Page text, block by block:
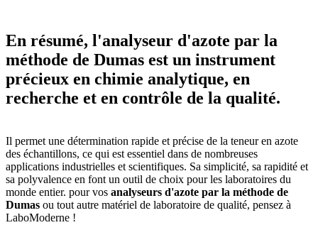
En résumé, l'analyseur d'azote par la
méthode de Dumas est un instrument
précieux en chimie analytique, en
recherche et en contrôle de la qualité.
Il permet une détermination rapide et précise de la teneur en azote
des échantillons, ce qui est essentiel dans de nombreuses
applications industrielles et scientifiques. Sa simplicité, sa rapidité et
sa polyvalence en font un outil de choix pour les laboratoires du
monde entier. pour vos analyseurs d'azote par la méthode de
Dumas ou tout autre matériel de laboratoire de qualité, pensez à
LaboModerne !